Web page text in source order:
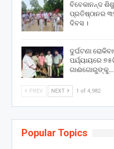
ବିବେକାନନ୍ଦ
ପ୍ରତିଷ୍ଠାନର
ଦିବସ ।
ଦୁର୍ଘଟଣା
ପର୍ଯ୍ୟାୟରେ
ଗାଈଗୋରୁଙ୍କୁ…
PREV NEXT 1 of 4,982
Popular Topics